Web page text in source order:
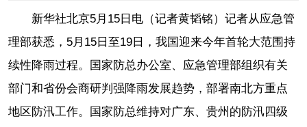
新华社北京5月15日电（记者黄韬铭）记者从应急管
理部获悉，5月15日至19日，我国迎来今年首轮大范围持
续性降雨过程。国家防总办公室、应急管理部组织有关
部门和省份会商研判强降雨发展趋势，部署南北方重点
地区防汛工作。国家防总维持对广东、贵州的防汛四级